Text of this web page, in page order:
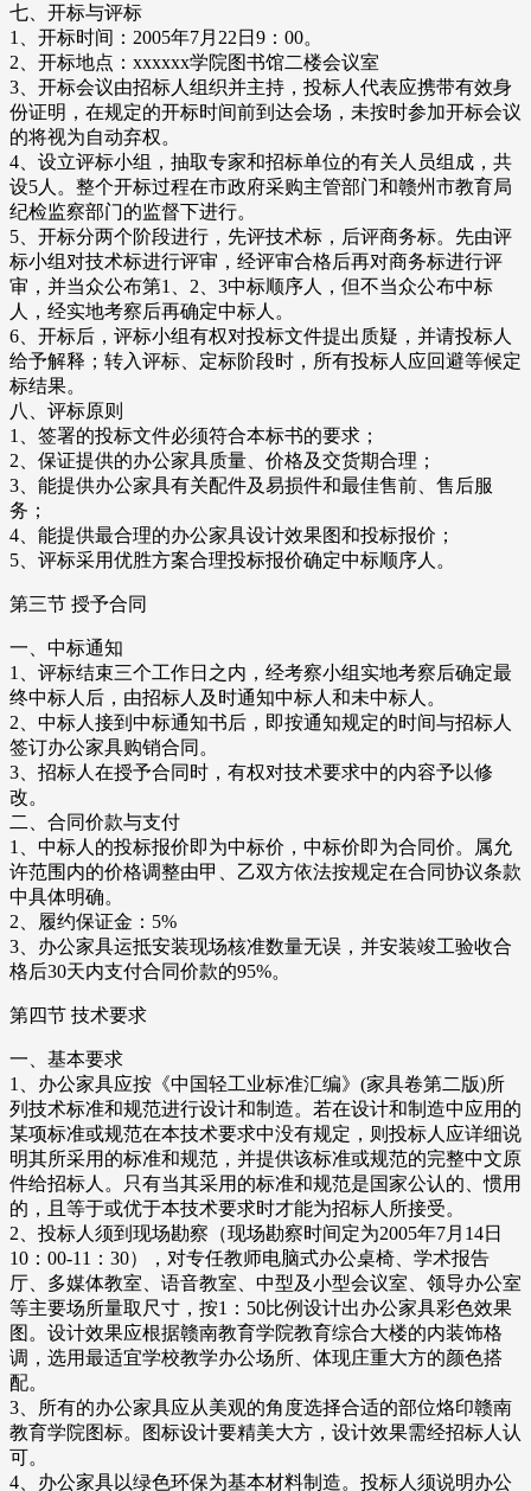
七、开标与评标
1、开标时间：2005年7月22日9：00。
2、开标地点：xxxxxx学院图书馆二楼会议室
3、开标会议由招标人组织并主持，投标人代表应携带有效身
份证明，在规定的开标时间前到达会场，未按时参加开标会议
的将视为自动弃权。
4、设立评标小组，抽取专家和招标单位的有关人员组成，共
设5人。整个开标过程在市政府采购主管部门和赣州市教育局
纪检监察部门的监督下进行。
5、开标分两个阶段进行，先评技术标，后评商务标。先由评
标小组对技术标进行评审，经评审合格后再对商务标进行评
审，并当众公布第1、2、3中标顺序人，但不当众公布中标
人，经实地考察后再确定中标人。
6、开标后，评标小组有权对投标文件提出质疑，并请投标人
给予解释；转入评标、定标阶段时，所有投标人应回避等候定
标结果。
八、评标原则
1、签署的投标文件必须符合本标书的要求；
2、保证提供的办公家具质量、价格及交货期合理；
3、能提供办公家具有关配件及易损件和最佳售前、售后服
务；
4、能提供最合理的办公家具设计效果图和投标报价；
5、评标采用优胜方案合理投标报价确定中标顺序人。
第三节 授予合同
一、中标通知
1、评标结束三个工作日之内，经考察小组实地考察后确定最
终中标人后，由招标人及时通知中标人和未中标人。
2、中标人接到中标通知书后，即按通知规定的时间与招标人
签订办公家具购销合同。
3、招标人在授予合同时，有权对技术要求中的内容予以修
改。
二、合同价款与支付
1、中标人的投标报价即为中标价，中标价即为合同价。属允
许范围内的价格调整由甲、乙双方依法按规定在合同协议条款
中具体明确。
2、履约保证金：5%
3、办公家具运抵安装现场核准数量无误，并安装竣工验收合
格后30天内支付合同价款的95%。
第四节 技术要求
一、基本要求
1、办公家具应按《中国轻工业标准汇编》(家具卷第二版)所
列技术标准和规范进行设计和制造。若在设计和制造中应用的
某项标准或规范在本技术要求中没有规定，则投标人应详细说
明其所采用的标准和规范，并提供该标准或规范的完整中文原
件给招标人。只有当其采用的标准和规范是国家公认的、惯用
的，且等于或优于本技术要求时才能为招标人所接受。
2、投标人须到现场勘察（现场勘察时间定为2005年7月14日
10：00-11：30），对专任教师电脑式办公桌椅、学术报告
厅、多媒体教室、语音教室、中型及小型会议室、领导办公室
等主要场所量取尺寸，按1：50比例设计出办公家具彩色效果
图。设计效果应根据赣南教育学院教育综合大楼的内装饰格
调，选用最适宜学校教学办公场所、体现庄重大方的颜色搭
配。
3、所有的办公家具应从美观的角度选择合适的部位烙印赣南
教育学院图标。图标设计要精美大方，设计效果需经招标人认
可。
4、办公家具以绿色环保为基本材料制造。投标人须说明办公